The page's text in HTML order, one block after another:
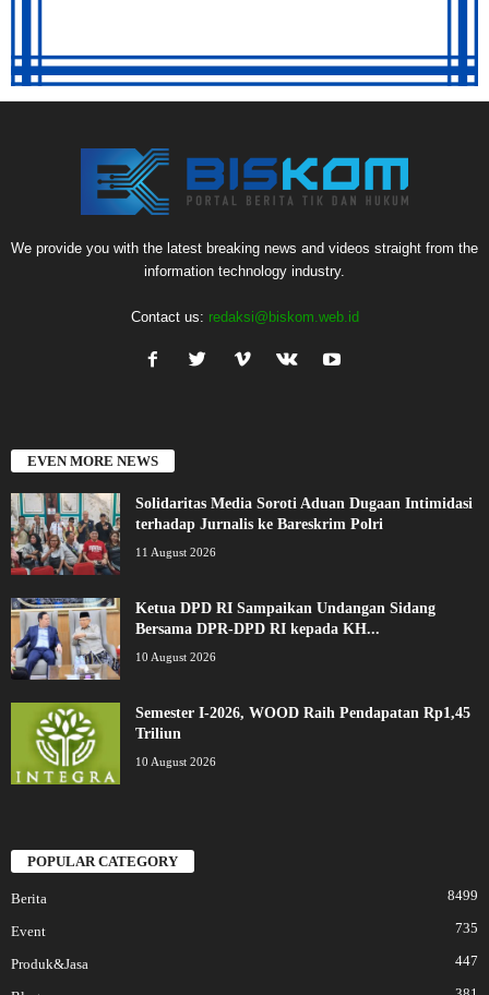
We provide you with the latest breaking news and videos straight from the
information technology industry.
Contact us: redaksi@biskom.web.id
EVEN MORE NEWS
Solidaritas Media Soroti Aduan Dugaan Intimidasi
terhadap Jurnalis ke Bareskrim Polri
11 August 2026
Ketua DPD RI Sampaikan Undangan Sidang
Bersama DPR-DPD RI kepada KH...
10 August 2026
Semester I-2026, WOOD Raih Pendapatan Rp1,45
Triliun
10 August 2026
POPULAR CATEGORY
Berita 8499
Event 735
Produk&Jasa 447